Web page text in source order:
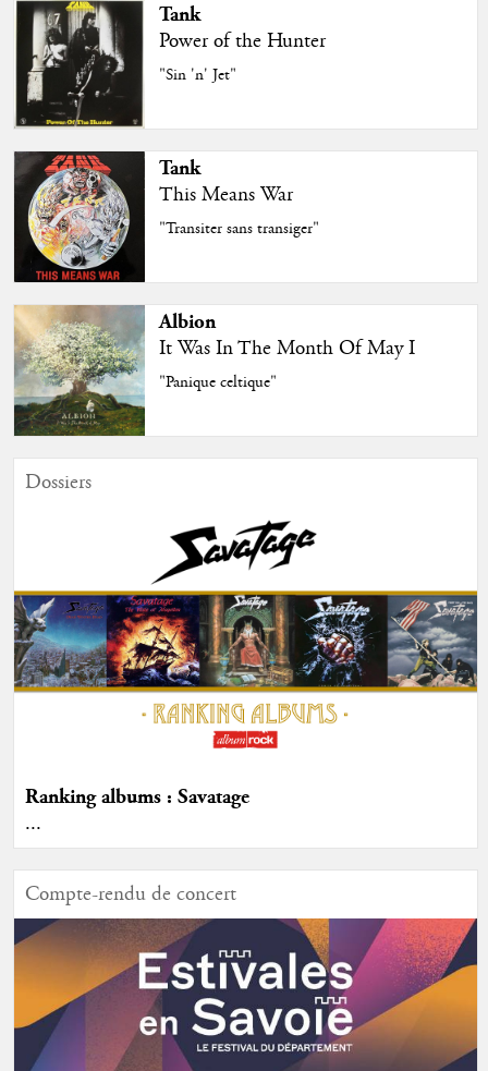
Tank
Power of the Hunter
"Sin 'n' Jet"
Tank
This Means War
"Transiter sans transiger"
Albion
It Was In The Month Of May I
"Panique celtique"
Dossiers
Ranking albums : Savatage
...
Compte-rendu de concert